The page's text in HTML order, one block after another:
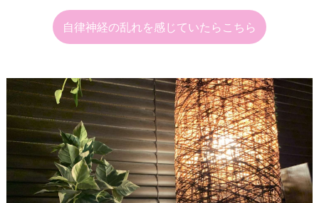
自律神経の乱れを感じていたらこちら